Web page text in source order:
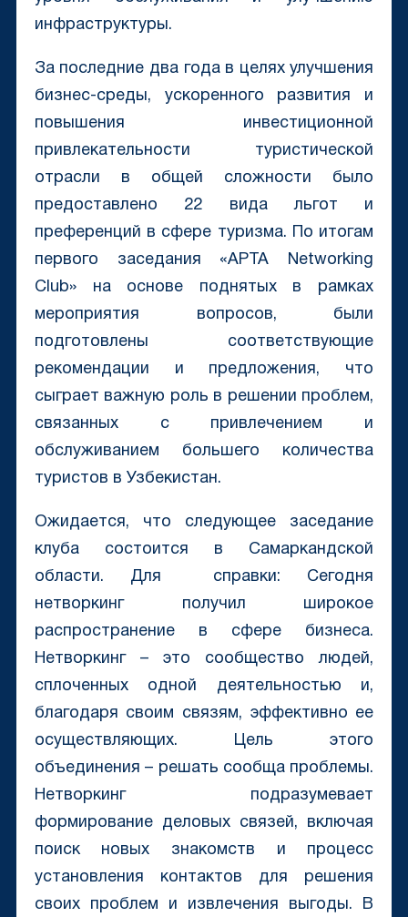
инфраструктуры.
За последние два года в целях улучшения
бизнес-среды, ускоренного развития и
повышения инвестиционной
привлекательности туристической
отрасли в общей сложности было
предоставлено 22 вида льгот и
преференций в сфере туризма. По итогам
первого заседания «APTA Networking
Club» на основе поднятых в рамках
мероприятия вопросов, были
подготовлены соответствующие
рекомендации и предложения, что
сыграет важную роль в решении проблем,
связанных с привлечением и
обслуживанием большего количества
туристов в Узбекистан.
Ожидается, что следующее заседание
клуба состоится в Самаркандской
области. Для справки: Сегодня
нетворкинг получил широкое
распространение в сфере бизнеса.
Нетворкинг – это сообщество людей,
сплоченных одной деятельностью и,
благодаря своим связям, эффективно ее
осуществляющих. Цель этого
объединения – решать сообща проблемы.
Нетворкинг подразумевает
формирование деловых связей, включая
поиск новых знакомств и процесс
установления контактов для решения
своих проблем и извлечения выгоды. В